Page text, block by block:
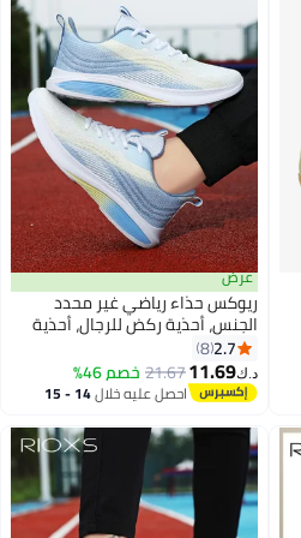
عرض
ريوكس حذاء رياضي غير محدد
الجنس، أحذية ركض للرجال، أحذية
عصرية للنساء، أحذية رياضية خفيفة
الوزن للرجال والنساء، أحذية مريحة
وقابلة للتنفس، حذاء سنيكر
منخفض الكلاسيكي بأسنان، حذاء
تدريبي ناعم ومريح للرجال، حذاء
رياضي لتمارين الجري والمشي
والصيد والمشي اليومي
2.7
8
د.ك‏11.69
21.67خصم 46%
احصل عليه خلال 14 - 15